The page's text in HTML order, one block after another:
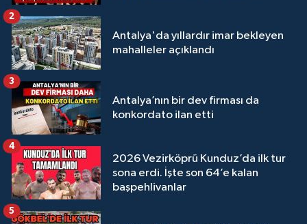
Antalya'da yıllardır imar bekleyen
mahalleler açıklandı
2
Antalya’nın bir dev firması da
konkordato ilan etti
3
2026 Vezirköprü Kunduz’da ilk tur
sona erdi. İşte son 64’e kalan
başpehlivanlar
4
5